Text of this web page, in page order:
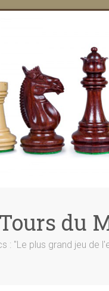
du
: "Le plus grand jeu de